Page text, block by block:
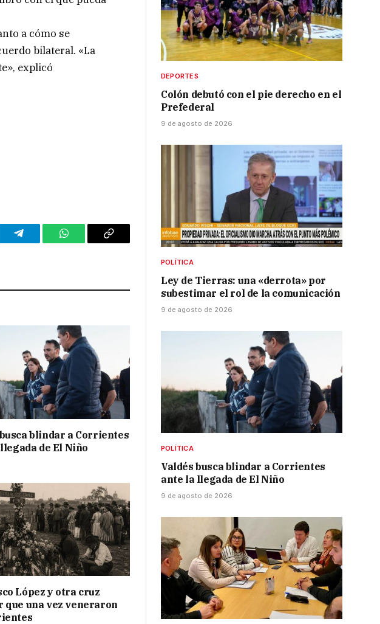
a cómo se
bilateral. «La
explicó
Telegram WhatsAppCopy
blindar a Corrientes
de El Niño
López y otra cruz
que una vez veneraron
DEPORTES
Colón debutó con el pie derecho en el
Prefederal
9 de agosto de 2026
POLÍTICA
Ley de Tierras: una «derrota» por
subestimar el rol de la comunicación
9 de agosto de 2026
POLÍTICA
Valdés busca blindar a Corrientes
ante la llegada de El Niño
9 de agosto de 2026